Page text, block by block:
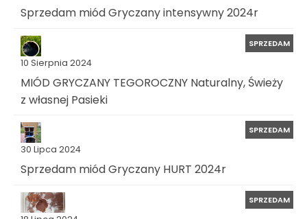
Sprzedam miód Gryczany intensywny 2024r
10 Sierpnia 2024
SPRZEDAM
MIÓD GRYCZANY TEGOROCZNY Naturalny, Świeży
z własnej Pasieki
30 Lipca 2024
SPRZEDAM
Sprzedam miód Gryczany HURT 2024r
SPRZEDAM